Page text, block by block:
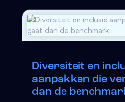
Diversiteit en
aanpakken die
dan de